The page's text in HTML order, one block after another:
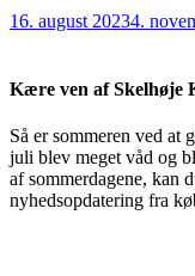
16. august 20234.
Kære ven af Skelhøje
Så er sommeren ved at
juli blev meget våd og
af sommerdagene, kan
nyhedsopdatering fra